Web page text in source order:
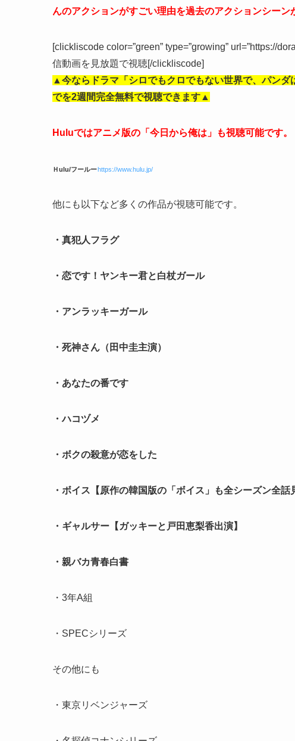
んのアクションがすごい理由を過去のアクションシーン
[clickliscode color=”green” type=”growing” url=”https://
信動画を見放題で視聴[/clickliscode]
▲今ならドラマ「シロでもクロでもない世界で、パン
でを2週間完全無料で視聴できます▲
Huluではアニメ版の「今日から俺は」も視聴可能です。
Ｈulu/フールーhttps://www.hulu.jp/
他にも以下など多くの作品が視聴可能です。
・真犯人フラグ
・恋です！ヤンキー君と白杖ガール
・アンラッキーガール
・死神さん（田中圭主演）
・あなたの番です
・ハコヅメ
・ボクの殺意が恋をした
・ボイス【原作の韓国版の「ボイス」も全シーズン全話
・ギャルサー【ガッキーと戸田恵梨香出演】
・親バカ青春白書
・3年A組
・SPECシリーズ
その他にも
・東京リベンジャーズ